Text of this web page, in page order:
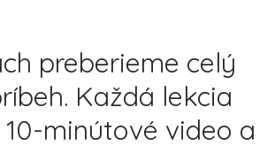
preberieme celý
Každá lekcia
minútové video a